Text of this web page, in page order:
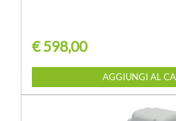
€ 598,00
Quantità
AGGIUNGI AL